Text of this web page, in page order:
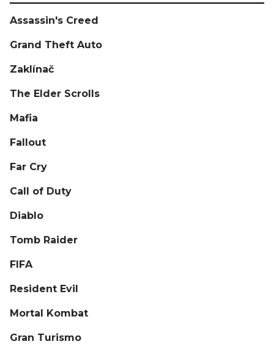
Assassin's Creed
Grand Theft Auto
Zaklínač
The Elder Scrolls
Mafia
Fallout
Far Cry
Call of Duty
Diablo
Tomb Raider
FIFA
Resident Evil
Mortal Kombat
Gran Turismo